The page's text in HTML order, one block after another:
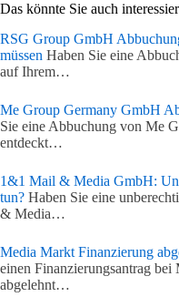
Das könnte Sie auch
RSG Group GmbH
müssen Haben Sie eine
auf Ihrem…
Me Group Germany GmbH
Sie eine Abbuchung von Me
entdeckt…
1&1 Mail & Media GmbH:
tun? Haben Sie eine
& Media…
Media Markt Finanzierung
einen Finanzierungsantrag
abgelehnt…